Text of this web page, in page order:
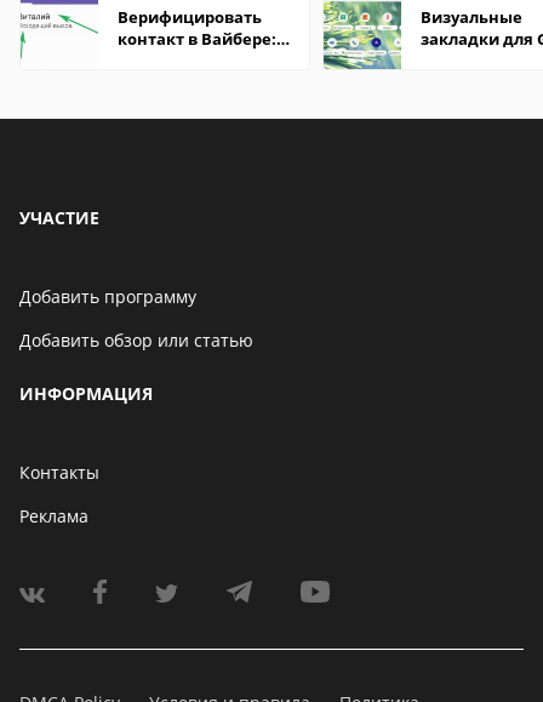
Верифицировать
контакт в Вайбере:
Визуальные
закладки для
УЧАСТИЕ
Добавить программу
Добавить обзор или статью
ИНФОРМАЦИЯ
Контакты
Реклама